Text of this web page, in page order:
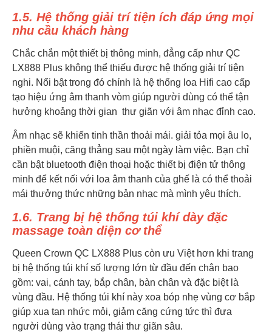
1.5. Hệ thống giải trí tiện ích đáp ứng mọi
nhu cầu khách hàng
Chắc chắn một thiết bị thông minh, đẳng cấp như QC
LX888 Plus không thể thiếu được hệ thống giải trí tiện
nghi. Nổi bật trong đó chính là hệ thống loa Hifi cao cấp
tạo hiệu ứng âm thanh vòm giúp người dùng có thể tận
hưởng khoảng thời gian thư giãn với âm nhạc đỉnh cao.
Âm nhạc sẽ khiến tinh thần thoải mái. giải tỏa mọi âu lo,
phiền muội, căng thẳng sau một ngày làm việc. Bạn chỉ
cần bật bluetooth điện thoại hoặc thiết bị điện tử thông
minh để kết nối với loa âm thanh của ghế là có thể thoải
mái thưởng thức những bản nhạc mà mình yêu thích.
1.6. Trang bị hệ thống túi khí dày đặc
massage toàn diện cơ thể
Queen Crown QC LX888 Plus còn ưu Việt hơn khi trang
bị hệ thống túi khí số lượng lớn từ đầu đến chân bao
gồm: vai, cánh tay, bắp chân, bàn chân và đặc biệt là
vùng đầu. Hệ thống túi khí này xoa bóp nhẹ vùng cơ bắp
giúp xua tan nhức mỏi, giảm căng cứng tức thì đưa
người dùng vào trạng thái thư giãn sâu.